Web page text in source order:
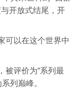
开放式结尾，开
可以在这个世界中
被评价为“系列最
列巅峰。